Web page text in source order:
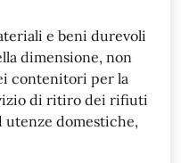
e beni durevoli
dimensione, non
contenitori per la
di ritiro dei rifiuti
utenze domestiche,